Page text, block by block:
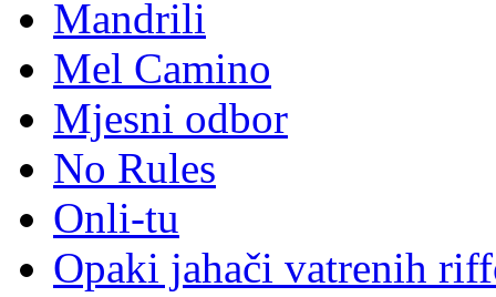
Mandrili
Mel Camino
Mjesni odbor
No Rules
Onli-tu
Opaki jahači vatrenih